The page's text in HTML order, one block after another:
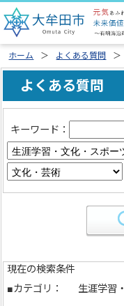
ホーム よくある質問
よくある質問
キーワード：
現在の検索条件
■カテゴリ：
生涯学習